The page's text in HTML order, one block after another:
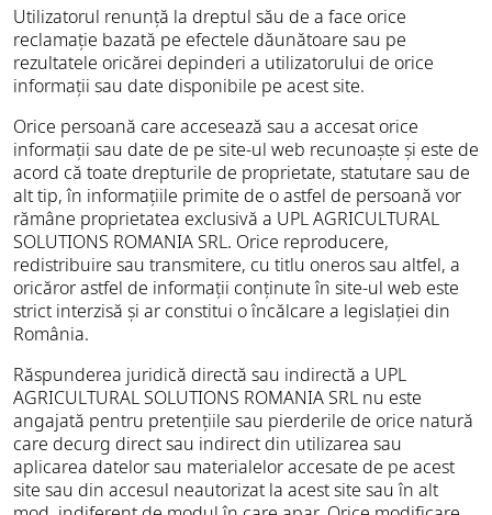
Utilizatorul renunță la dreptul său de a face orice
reclamație bazată pe efectele dăunătoare sau pe
rezultatele oricărei depinderi a utilizatorului de orice
informații sau date disponibile pe acest site.
Orice persoană care accesează sau a accesat orice
informații sau date de pe site-ul web recunoaște și este de
acord că toate drepturile de proprietate, statutare sau de
alt tip, în informațiile primite de o astfel de persoană vor
rămâne proprietatea exclusivă a UPL AGRICULTURAL
SOLUTIONS ROMANIA SRL. Orice reproducere,
redistribuire sau transmitere, cu titlu oneros sau altfel, a
oricăror astfel de informații conținute în site-ul web este
strict interzisă și ar constitui o încălcare a legislației din
România.
Răspunderea juridică directă sau indirectă a UPL
AGRICULTURAL SOLUTIONS ROMANIA SRL nu este
angajată pentru pretențiile sau pierderile de orice natură
care decurg direct sau indirect din utilizarea sau
aplicarea datelor sau materialelor accesate de pe acest
site sau din accesul neautorizat la acest site sau în alt